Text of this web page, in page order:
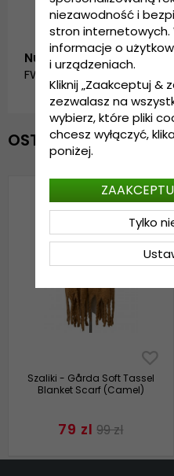
Numer artykułu:
FW_SC-3852-C_CAMEL
OSTATNIO OGLĄDANE
Szaliki - Gårda Soft Tassel
Blanket Scarf (Camel)
79 zl 99 zl
niezawodność i
stron
informacje o
i urządzeniach.
Kliknij „Zaakceptuj &
zezwalasz na
wybierz, które pliki
chcesz wyłączyć,
poniżej.
Tylko